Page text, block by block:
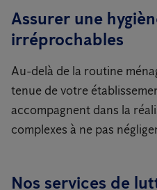
Assurer une
irréprochables
Au-delà de la routine
tenue de votre
accompagnent dans la
complexes à ne pas
Nos services de